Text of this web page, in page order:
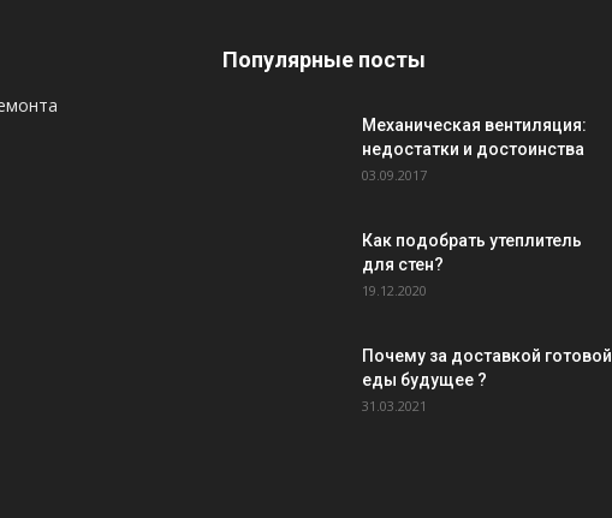
Популярные посты
Механическая вентиляция:
недостатки и достоинства
03.09.2017
Как подобрать утеплитель
для стен?
19.12.2020
Почему за доставкой готовой
еды будущее ?
31.03.2021